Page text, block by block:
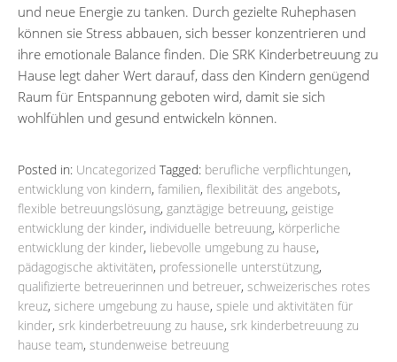
und neue Energie zu tanken. Durch gezielte Ruhephasen
können sie Stress abbauen, sich besser konzentrieren und
ihre emotionale Balance finden. Die SRK Kinderbetreuung zu
Hause legt daher Wert darauf, dass den Kindern genügend
Raum für Entspannung geboten wird, damit sie sich
wohlfühlen und gesund entwickeln können.
Posted in: Uncategorized Tagged: berufliche verpflichtungen,
entwicklung von kindern, familien, flexibilität des angebots,
flexible betreuungslösung, ganztägige betreuung, geistige
entwicklung der kinder, individuelle betreuung, körperliche
entwicklung der kinder, liebevolle umgebung zu hause,
pädagogische aktivitäten, professionelle unterstützung,
qualifizierte betreuerinnen und betreuer, schweizerisches rotes
kreuz, sichere umgebung zu hause, spiele und aktivitäten für
kinder, srk kinderbetreuung zu hause, srk kinderbetreuung zu
hause team, stundenweise betreuung